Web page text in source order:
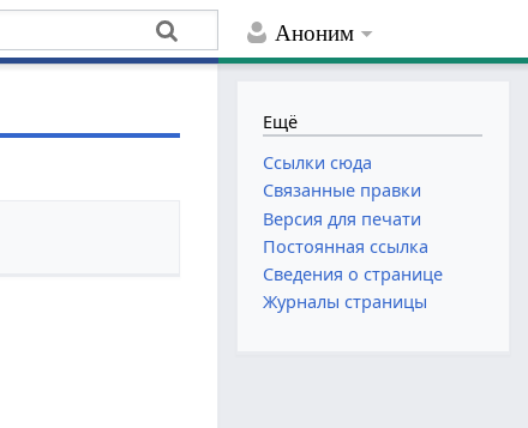
Аноним
Ещё
Ссылки сюда
Связанные правки
Версия для печати
Постоянная ссылка
Сведения о странице
Журналы страницы